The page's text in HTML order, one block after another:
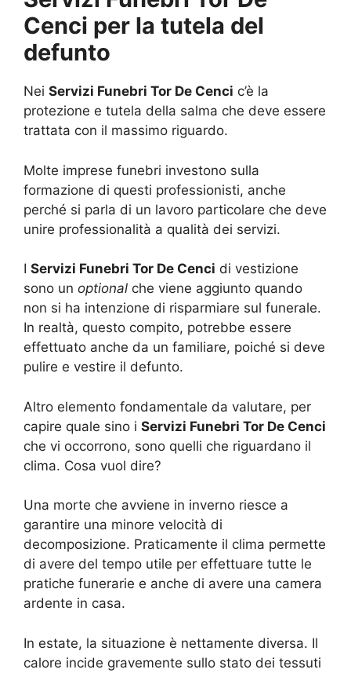
Cenci per la tutela del
defunto
Nei Servizi Funebri Tor De Cenci c’è la
protezione e tutela della salma che deve essere
trattata con il massimo riguardo.
Molte imprese funebri investono sulla
formazione di questi professionisti, anche
perché si parla di un lavoro particolare che deve
unire professionalità a qualità dei servizi.
I Servizi Funebri Tor De Cenci di vestizione
sono un optional che viene aggiunto quando
non si ha intenzione di risparmiare sul funerale.
In realtà, questo compito, potrebbe essere
effettuato anche da un familiare, poiché si deve
pulire e vestire il defunto.
Altro elemento fondamentale da valutare, per
capire quale sino i Servizi Funebri Tor De Cenci
che vi occorrono, sono quelli che riguardano il
clima. Cosa vuol dire?
Una morte che avviene in inverno riesce a
garantire una minore velocità di
decomposizione. Praticamente il clima permette
di avere del tempo utile per effettuare tutte le
pratiche funerarie e anche di avere una camera
ardente in casa.
In estate, la situazione è nettamente diversa. Il
calore incide gravemente sullo stato dei tessuti